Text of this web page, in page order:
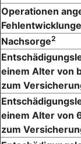
Operationen
Nachsorge2
einem Alter von
zum
einem Alter von
zum